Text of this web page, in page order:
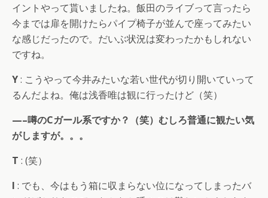
イントやって貰いましたね。飯田のライブって言ったら
今までは扉を開けたらパイプ椅子が並んで座ってみたい
な感じだったので。だいぶ状況は変わったかもしれない
ですね。
Y: こうやって今井みたいな若い世代が切り開いていって
るんだよね。俺は浅香唯は観に行ったけど（笑）
—–噂のCガール系ですか？（笑）むしろ普通に観たい気
がしますが。。。
T : (笑）
I : でも、今はもう箱に収まらない位になってしまったバ